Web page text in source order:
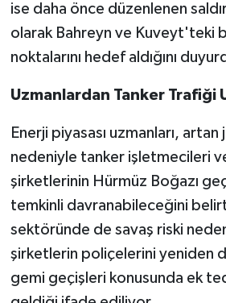
ise daha önce düzenlenen
olarak Bahreyn ve Kuveyt'teki
noktalarını hedef aldığını
Uzmanlardan Tanker Trafiği
Enerji piyasası uzmanları,
nedeniyle tanker işletmecileri
şirketlerinin Hürmüz Boğazı
temkinli davranabileceğini
sektöründe de savaş riski
şirketlerin poliçelerini yeniden
gemi geçişleri konusunda ek